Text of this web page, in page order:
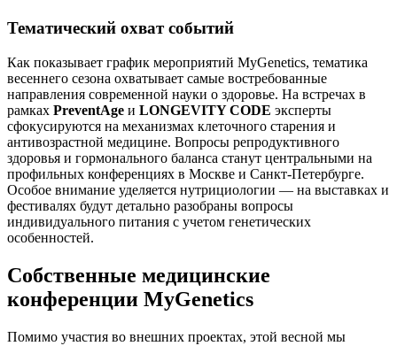
Тематический охват событий
Как показывает график мероприятий MyGenetics, тематика
весеннего сезона охватывает самые востребованные
направления современной науки о здоровье. На встречах в
рамках PreventAge и LONGEVITY CODE эксперты
сфокусируются на механизмах клеточного старения и
антивозрастной медицине. Вопросы репродуктивного
здоровья и гормонального баланса станут центральными на
профильных конференциях в Москве и Санкт-Петербурге.
Особое внимание уделяется нутрициологии — на выставках и
фестивалях будут детально разобраны вопросы
индивидуального питания с учетом генетических
особенностей.
Собственные медицинские
конференции MyGenetics
Помимо участия во внешних проектах, этой весной мы